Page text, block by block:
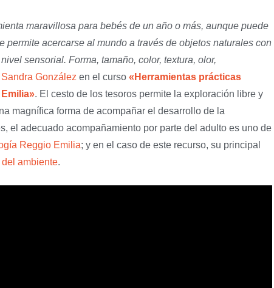
maravillosa para bebés de un año o más, aunque puede
permite acercarse al mundo a través de objetos naturales con
sensorial. Forma, tamaño, color, textura, olor,
Sandra González en el curso «Herramientas prácticas
. El cesto de los tesoros permite la exploración libre y
magnífica forma de acompañar el desarrollo de la
el adecuado acompañamiento por parte del adulto es uno de
Reggio Emilia; y en el caso de este recurso, su principal
ambiente.